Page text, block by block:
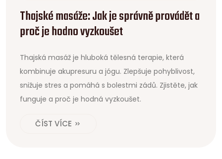
Thajské masáže: Jak je správně provádět a
proč je hodno vyzkoušet
Thajská masáž je hluboká tělesná terapie, která
kombinuje akupresuru a jógu. Zlepšuje pohyblivost,
snižuje stres a pomáhá s bolestmi zádů. Zjistěte, jak
funguje a proč je hodná vyzkoušet.
ČÍST VÍCE